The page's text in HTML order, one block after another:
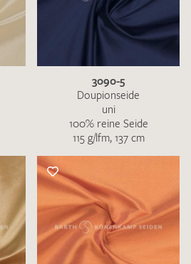
3090-5
Doupionseide
uni
100% reine Seide
115 g/lfm, 137 cm